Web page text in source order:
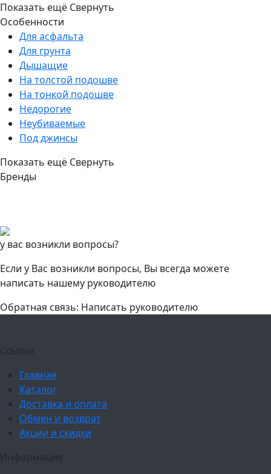
Показать ещё Свернуть
Особенности
Для асфальта
Для грунта
Дышащие
На толстой подошве
На тонкой подошве
Недорогие
Неубиваемые
Под джинсы
Показать ещё Свернуть
Бренды
у вас возникли вопросы?
Если у Вас возникли вопросы, Вы всегда можете
написать нашему руководителю
Обратная связь: Написать руководителю
Ссылки
Главная
Каталог
Доставка и оплата
Обмен и возврат
Акции и скидки
Информация